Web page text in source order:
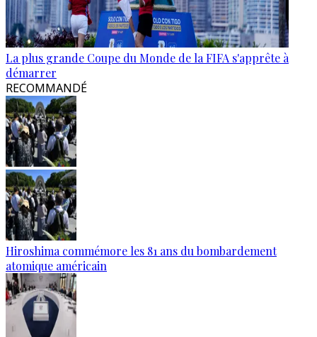
La plus grande Coupe du Monde de la FIFA s'apprête à
démarrer
RECOMMANDÉ
Hiroshima commémore les 81 ans du bombardement
atomique américain